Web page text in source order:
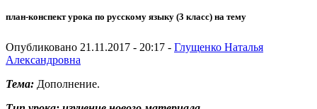
план-конспект урока по русскому языку (3 класс) на тему
Опубликовано 21.11.2017 - 20:17 - Глущенко Наталья
Александровна
Тема: Дополнение.